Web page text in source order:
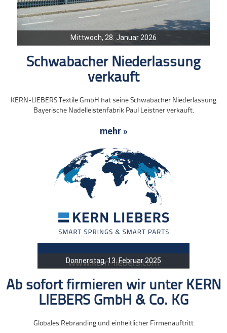
Mittwoch, 28. Januar 2026
Schwabacher Niederlassung
verkauft
KERN-LIEBERS Textile GmbH hat seine Schwabacher Niederlassung
Bayerische Nadelleistenfabrik Paul Leistner verkauft.
mehr »
Donnerstag, 13. Februar 2025
Ab sofort firmieren wir unter KERN
LIEBERS GmbH & Co. KG
Globales Rebranding und einheitlicher Firmenauftritt